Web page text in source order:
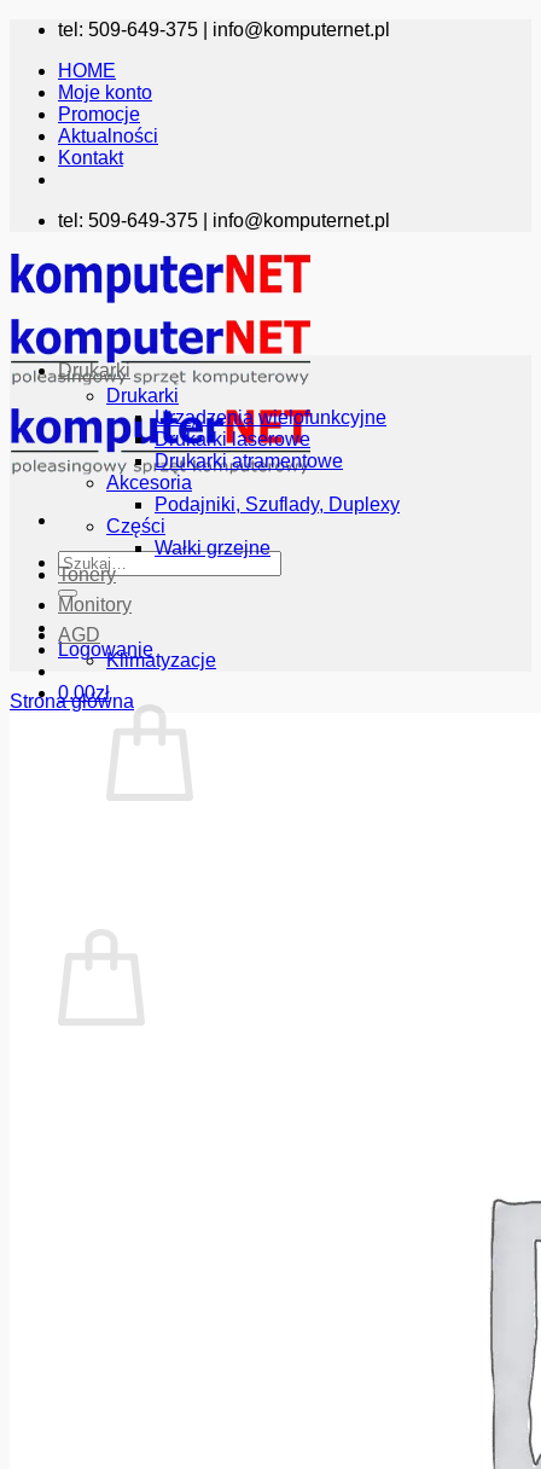
Przewiń
zawartości
tel: 509-649-375 | info@komputernet.pl
HOME
Moje konto
Promocje
Aktualności
Kontakt
tel: 509-649-375 | info@komputernet.pl
Szukaj:
Logowanie
0.00zł
Drukarki
Drukarki
Urządzenia wielofunkcyjne
Drukarki laserowe
Drukarki atramentowe
Akcesoria
Podajniki, Szuflady, Duplexy
Części
Wałki grzejne
Tonery
Monitory
AGD
Klimatyzacje
Strona główna